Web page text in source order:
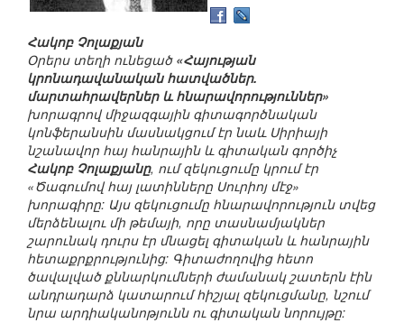
Հակոբ Չոլաքյան
Օրերս տեղի ունեցած «Հայության
կրոնադավանական հատվածներ.
մարտահրավերներ և հնարավորություններ»
խորագրով միջազգային գիտագործնական
կոնֆերանսին մասնակցում էր նաև Սիրիայի
նշանավոր հայ հանրային և գիտական գործիչ
Հակոբ Չոլաքյանը, ում զեկուցումը կրում էր
«Ծագումով հայ լատինները Սուրիոյ մէջ»
խորագիրը: Այս զեկուցումը հնարավորություն տվեց
մերձենալու մի թեմայի, որը տասնամյակներ
շարունակ դուրս էր մնացել գիտական և հանրային
հետաքրքրությունից: Գիտաժողովից հետո
ծավալված քննարկումների ժամանակ շատերն էին
անդրադարձ կատարում հիշյալ զեկուցմանը, նշում
նրա արդիականոթյունն ու գիտական նորույթը: